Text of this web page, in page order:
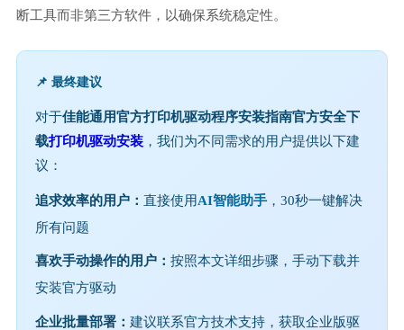
断工具而非第三方软件，以确保系统稳定性。
📌 最终建议
对于佳能通用官方打印机驱动程序安装指南官方安全下
载打印机驱动安装，我们为不同需求的用户提供以下建
议：
追求效率的用户： 直接使用AI智能助手，30秒一键解决
所有问题
喜欢手动操作的用户： 按照本文详细步骤，手动下载并
安装官方驱动
企业批量部署： 建议联系官方技术支持，获取企业版驱